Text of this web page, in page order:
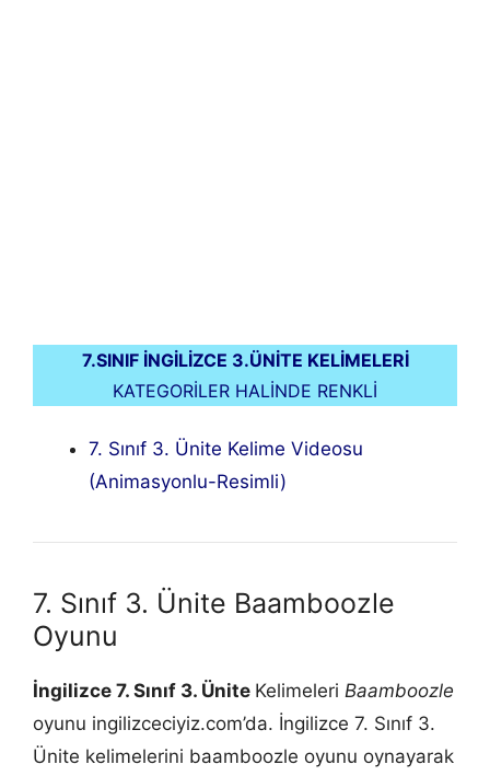
7.SINIF İNGİLİZCE 3.ÜNİTE KELİMELERİ
KATEGORİLER HALİNDE RENKLİ
7. Sınıf 3. Ünite Kelime Videosu
(Animasyonlu-Resimli)
7. Sınıf 3. Ünite Baamboozle
Oyunu
İngilizce 7. Sınıf 3. Ünite Kelimeleri Baamboozle
oyunu ingilizceciyiz.com’da. İngilizce 7. Sınıf 3.
Ünite kelimelerini baamboozle oyunu oynayarak